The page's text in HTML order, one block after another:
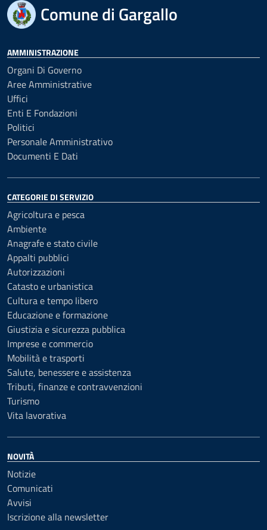
Comune di Gargallo
AMMINISTRAZIONE
Organi Di Governo
Aree Amministrative
Uffici
Enti E Fondazioni
Politici
Personale Amministrativo
Documenti E Dati
CATEGORIE DI SERVIZIO
Agricoltura e pesca
Ambiente
Anagrafe e stato civile
Appalti pubblici
Autorizzazioni
Catasto e urbanistica
Cultura e tempo libero
Educazione e formazione
Giustizia e sicurezza pubblica
Imprese e commercio
Mobilità e trasporti
Salute, benessere e assistenza
Tributi, finanze e contravvenzioni
Turismo
Vita lavorativa
NOVITÀ
Notizie
Comunicati
Avvisi
Iscrizione alla newsletter